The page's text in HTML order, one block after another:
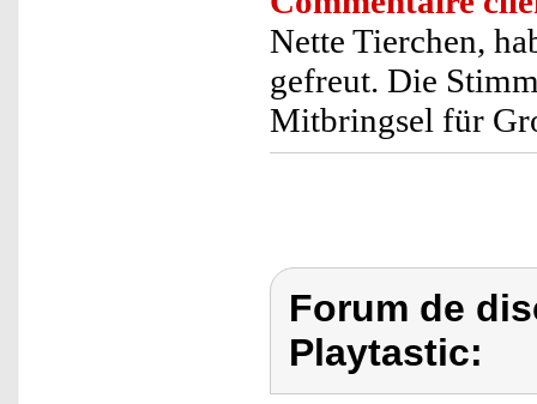
Nette Tierchen,
gefreut. Die
Mitbringsel für
Forum de
Playtastic: